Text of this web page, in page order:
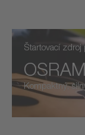
Štartovací zdroj
Kompaktný,